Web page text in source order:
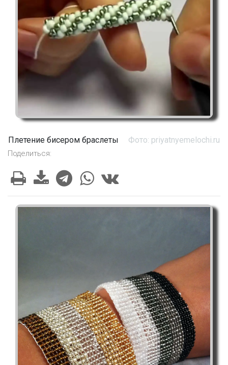
Плетение бисером браслеты Фото: priyatnyemelochi.ru
Поделиться: